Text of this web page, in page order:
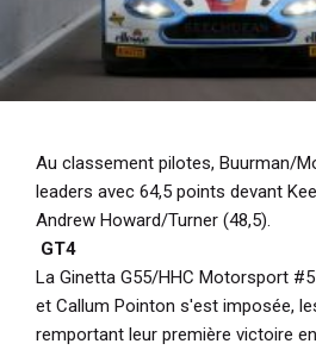
Au classement pilotes, Buurman/
leaders avec 64,5 points devant
Andrew Howard/Turner (48,5).
GT4
La Ginetta G55/HHC Motorsport
et Callum Pointon s'est imposée,
remportant leur première victoire